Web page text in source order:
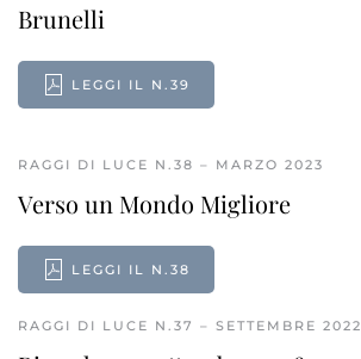
Brunelli
LEGGI IL N.39
RAGGI DI LUCE N.38 – MARZO 2023
Verso un Mondo Migliore
LEGGI IL N.38
RAGGI DI LUCE N.37 – SETTEMBRE 2022